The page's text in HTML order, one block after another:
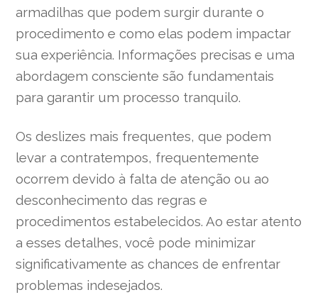
armadilhas que podem surgir durante o
procedimento e como elas podem impactar
sua experiência. Informações precisas e uma
abordagem consciente são fundamentais
para garantir um processo tranquilo.
Os deslizes mais frequentes, que podem
levar a contratempos, frequentemente
ocorrem devido à falta de atenção ou ao
desconhecimento das regras e
procedimentos estabelecidos. Ao estar atento
a esses detalhes, você pode minimizar
significativamente as chances de enfrentar
problemas indesejados.